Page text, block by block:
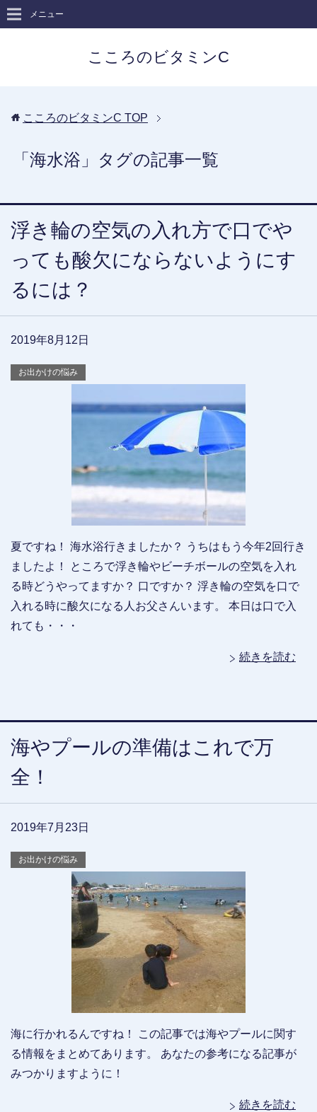
こころのビタミンC
メニュー
こころのビタミンC TOP
「海水浴」タグの記事一覧
浮き輪の空気の入れ方で口でや
っても酸欠にならないようにす
るには？
2019年8月12日
お出かけの悩み
夏ですね！ 海水浴行きましたか？ うちはもう今年2回行き
ましたよ！ ところで浮き輪やビーチボールの空気を入れ
る時どうやってますか？ 口ですか？ 浮き輪の空気を口で
入れる時に酸欠になる人お父さんいます。 本日は口で入
れても・・・
続きを読む
海やプールの準備はこれで万
全！
2019年7月23日
お出かけの悩み
海に行かれるんですね！ この記事では海やプールに関す
る情報をまとめてあります。 あなたの参考になる記事が
みつかりますように！
続きを読む